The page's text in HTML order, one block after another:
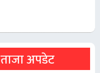
ताजा अपडेट